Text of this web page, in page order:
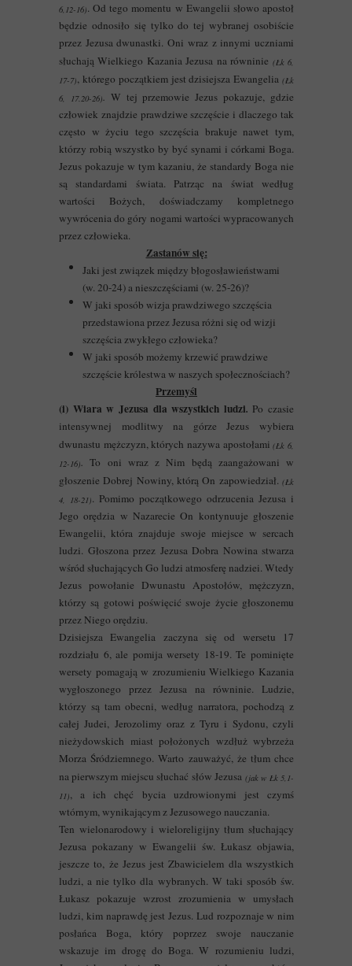
6,12-16). Od tego momentu w Ewangelii słowo apostoł
będzie odnosiło się tylko do tej wybranej osobiście
przez Jezusa dwunastki. Oni wraz z innymi uczniami
słuchają Wielkiego Kazania Jezusa na równinie (Łk 6,
17-7), którego początkiem jest dzisiejsza Ewangelia (Łk
6, 17.20-26). W tej przemowie Jezus pokazuje, gdzie
człowiek znajdzie prawdziwe szczęście i dlaczego tak
często w życiu tego szczęścia brakuje nawet tym,
którzy robią wszystko by być synami i córkami Boga.
Jezus pokazuje w tym kazaniu, że standardy Boga nie
są standardami świata. Patrząc na świat według
wartości Bożych, doświadczamy kompletnego
wywrócenia do góry nogami wartości wypracowanych
przez człowieka.
Zastanów się:
Jaki jest związek między błogosławieństwami
(w. 20-24) a nieszczęściami (w. 25-26)?
W jaki sposób wizja prawdziwego szczęścia
przedstawiona przez Jezusa różni się od wizji
szczęścia zwykłego człowieka?
W jaki sposób możemy krzewić prawdziwe
szczęście królestwa w naszych społecznościach?
Przemyśl
(i) Wiara w Jezusa dla wszystkich ludzi. Po czasie
intensywnej modlitwy na górze Jezus wybiera
dwunastu mężczyzn, których nazywa apostołami(Łk 6,
12-16). To oni wraz z Nim będą zaangażowani w
głoszenie Dobrej Nowiny, którą On zapowiedział. (Łk
4, 18-21). Pomimo początkowego odrzucenia Jezusa i
Jego orędzia w Nazarecie On kontynuuje głoszenie
Ewangelii, która znajduje swoje miejsce w sercach
ludzi. Głoszona przez Jezusa Dobra Nowina stwarza
wśród słuchających Go ludzi atmosferę nadziei. Wtedy
Jezus powołanie Dwunastu Apostołów, mężczyzn,
którzy są gotowi poświęcić swoje życie głoszonemu
przez Niego orędziu.
Dzisiejsza Ewangelia zaczyna się od wersetu 17
rozdziału 6, ale pomija wersety 18-19. Te pominięte
wersety pomagają w zrozumieniu Wielkiego Kazania
wygłoszonego przez Jezusa na równinie. Ludzie,
którzy są tam obecni, według narratora, pochodzą z
całej Judei, Jerozolimy oraz z Tyru i Sydonu, czyli
nieżydowskich miast położonych wzdłuż wybrzeża
Morza Śródziemnego. Warto zauważyć, że tłum chce
na pierwszym miejscu słuchać słów Jezusa (jak w Łk 5,1-
11), a ich chęć bycia uzdrowionymi jest czymś
wtórnym, wynikającym z Jezusowego nauczania.
Ten wielonarodowy i wieloreligijny tłum słuchający
Jezusa pokazany w Ewangelii św. Łukasz objawia,
jeszcze to, że Jezus jest Zbawicielem dla wszystkich
ludzi, a nie tylko dla wybranych. W taki sposób św.
Łukasz pokazuje wzrost zrozumienia w umysłach
ludzi, kim naprawdę jest Jezus. Lud rozpoznaje w nim
posłańca Boga, który poprzez swoje nauczanie
wskazuje im drogę do Boga. W rozumieniu ludzi,